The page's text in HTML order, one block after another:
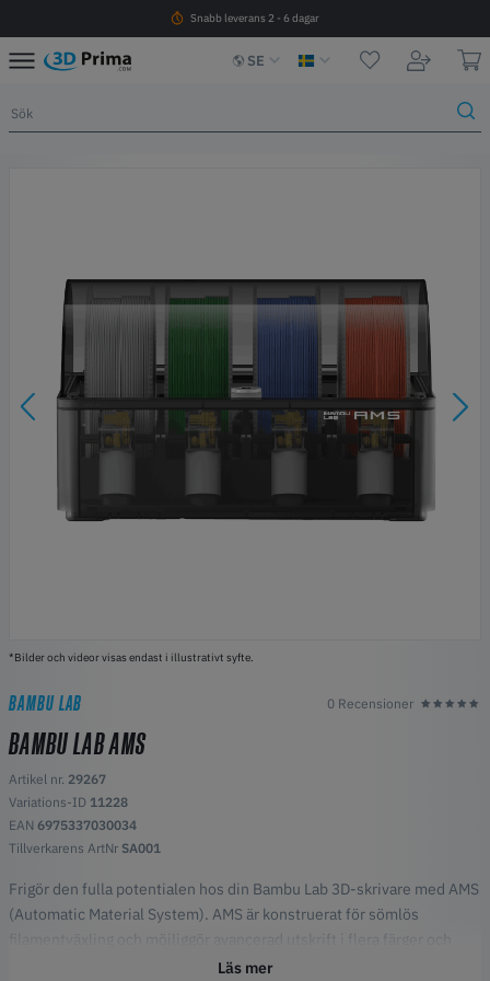
Snabb leverans 2 - 6 dagar
SE
*Bilder och videor visas endast i illustrativt syfte.
BAMBU LAB 0 Recensioner
BAMBU LAB AMS
Artikel nr. 29267
Variations-ID 11228
EAN 6975337030034
Tillverkarens ArtNr SA001
Frigör den fulla potentialen hos din Bambu Lab 3D-skrivare med AMS
(Automatic Material System). AMS är konstruerat för sömlös
filamentväxling och möjliggör avancerad utskrift i flera färger och
material utan manuella ingrepp - perfekt för användare som
Läs mer